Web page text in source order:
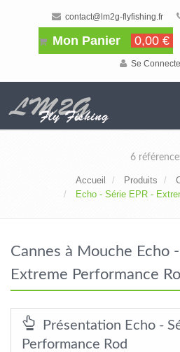
contact@lm2g-flyfishing.fr
Mon Panier 0,00 €
Se
6
Accueil Produits
Echo - Série EPR -
Cannes à Mouche Echo
Extreme Performance
Présentation Echo -
Performance Rod